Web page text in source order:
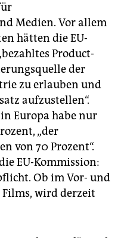
Medien. Vor allem
hätten die EU-
Product-
der
zu erlauben und
aufzustellen“.
Europa habe nur
„der
von 70 Prozent“.
EU-Kommission:
Ob im Vor- und
Films, wird derzeit